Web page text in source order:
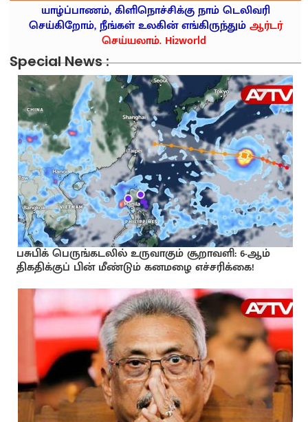
யாழ்ப்பாணம், கிளிநொச்சிக்கு நாம் டெலிவரி
செய்கிறோம், நீங்கள் உலகின் எங்கிருந்தும்ஆர்டர்
செய்யலாம். Hi2world
Special News :
பசுபிக் பெருங்கடலில் உருவாகும் சூறாவளி: 6-ஆம்
திகதிக்குப் பின் மீண்டும் கனமழை எச்சரிக்கை!